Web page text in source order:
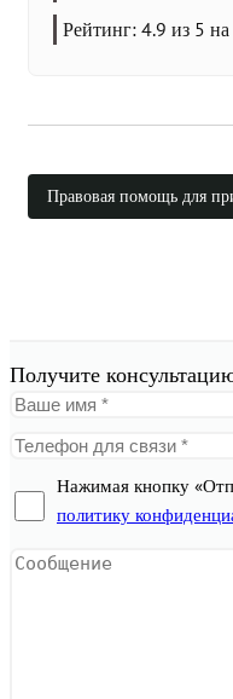
Рейтинг: 4.9 из 5
Правовая помощь для
Получите
Нажимая кнопку
политику